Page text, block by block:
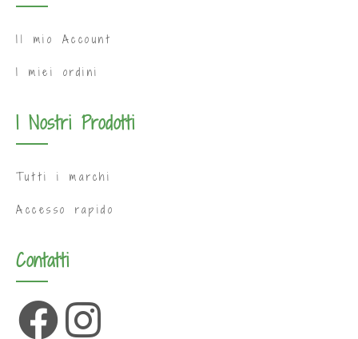
Il mio Account
I miei ordini
I Nostri Prodotti
Tutti i marchi
Accesso rapido
Contatti